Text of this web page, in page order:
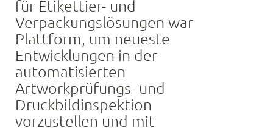
für Etikettier- und
Verpackungslösungen war
Plattform, um neueste
Entwicklungen in der
automatisierten
Artworkprüfungs- und
Druckbildinspektion
vorzustellen und mit